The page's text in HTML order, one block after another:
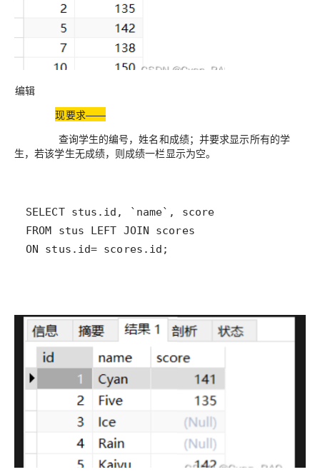
编辑
现要求——
查询学生的编号，姓名和成绩；并要求显示所有的学
生，若该学生无成绩，则成绩一栏显示为空。
SELECT stus .id , `name` ,
FROM
stus LEFT JOIN
ON
stus .id= scores .id ;